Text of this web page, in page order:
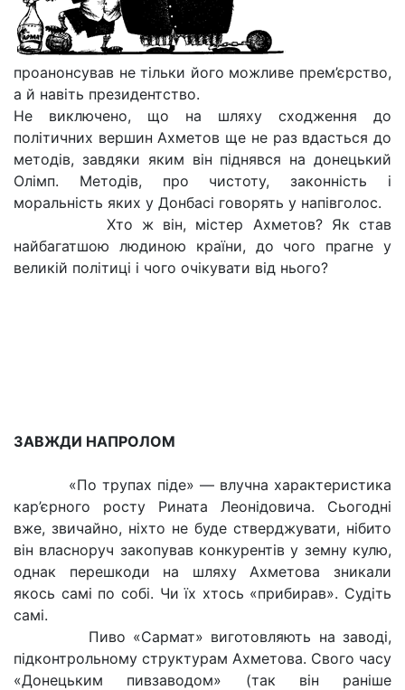
проанонсував не тільки його можливе прем’єрство,
а й навіть президентство.
Не виключено, що на шляху сходження до
політичних вершин Ахметов ще не раз вдасться до
методів, завдяки яким він піднявся на донецький
Олімп. Методів, про чистоту, законність і
моральність яких у Донбасі говорять у напівголос.
Хто ж він, містер Ахметов? Як став
найбагатшою людиною країни, до чого прагне у
великій політиці і чого очікувати від нього?
ЗАВЖДИ НАПРОЛОМ
«По трупах піде» — влучна характеристика
кар’єрного росту Рината Леонідовича. Сьогодні
вже, звичайно, ніхто не буде стверджувати, нібито
він власноруч закопував конкурентів у земну кулю,
однак перешкоди на шляху Ахметова зникали
якось самі по собі. Чи їх хтось «прибирав». Судіть
самі.
Пиво «Сармат» виготовляють на заводі,
підконтрольному структурам Ахметова. Свого часу
«Донецьким пивзаводом» (так він раніше